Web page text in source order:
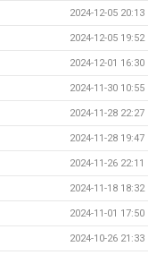
2024-12-05 20:13
2024-12-05 19:52
2024-12-01 16:30
2024-11-30 10:55
2024-11-28 22:27
2024-11-28 19:47
2024-11-26 22:11
2024-11-18 18:32
2024-11-01 17:50
2024-10-26 21:33